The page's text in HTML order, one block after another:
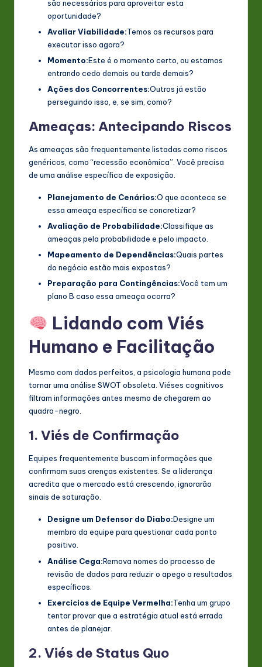
são necessários para aproveitar esta
oportunidade?
Avaliar Viabilidade:Temos os recursos para
executar isso agora?
Momento:Este é o momento certo, ou estamos
entrando cedo demais ou tarde demais?
Ações dos Concorrentes:Outros já estão
perseguindo isso, e, se sim, como?
Ameaças: Antecipando Riscos
As ameaças são frequentemente listadas como riscos
genéricos, como “recessão econômica”. Você precisa
de uma análise específica de exposição.
Planejamento de Cenários:O que acontece se
essa ameaça específica se concretizar?
Avaliação de Probabilidade:Classifique as
ameaças pela probabilidade e pelo impacto.
Mapeamento de Dependências:Quais partes
do negócio estão mais expostas?
Preparação para Contingências:Você tem um
plano B caso essa ameaça ocorra?
Lidando com Viés
Humano e Facilitação
Mesmo com dados perfeitos, a psicologia humana pode
tornar uma análise SWOT obsoleta. Viéses cognitivos
filtram informações antes mesmo de chegarem ao
quadro-negro.
1. Viés de Confirmação
Equipes frequentemente buscam informações que
confirmam suas crenças existentes. Se a liderança
acredita que o mercado está crescendo, ignorarão
sinais de saturação.
Designe um Defensor do Diabo:Designe um
membro da equipe para questionar cada ponto
positivo.
Análise Cega:Remova nomes do processo de
revisão de dados para reduzir o apego a resultados
específicos.
Exercícios de Equipe Vermelha:Tenha um grupo
tentar provar que a estratégia atual está errada
antes de planejar.
2. Viés de Status Quo